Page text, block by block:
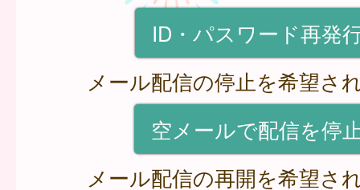
ID・パスワード再発
メール配信の停止を希望さ
空メールで配信を停
メール配信の再開を希望さ